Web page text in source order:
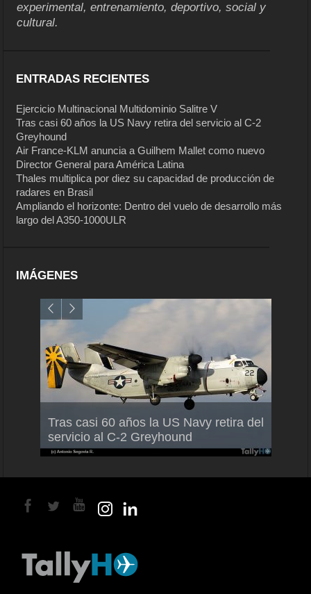
experimental, entrenamiento, deportivo, social y
cultural.
ENTRADAS RECIENTES
Ejercicio Multinacional Multidominio Salitre V
Tras casi 60 años la US Navy retira del servicio al C-2
Greyhound
Air France-KLM anuncia a Guilhem Mallet como nuevo
Director General para América Latina
Thales multiplica por diez su capacidad de producción de
radares en Brasil
Ampliando el horizonte: Dentro del vuelo de desarrollo más
largo del A350-1000ULR
IMÁGENES
Tras casi 60 años la US Navy retira del
servicio al C-2 Greyhound